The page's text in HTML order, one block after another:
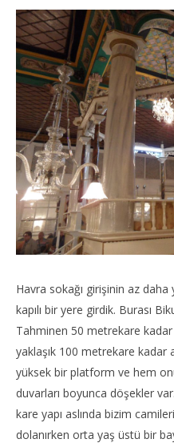
Havra sokağı girişinin az
kapılı bir yere girdik. Burası
Tahminen 50 metrekare
yaklaşık 100 metrekare
yüksek bir platform ve hem
duvarları boyunca döşekler
kare yapı aslında bizim
dolanırken orta yaş üstü bir